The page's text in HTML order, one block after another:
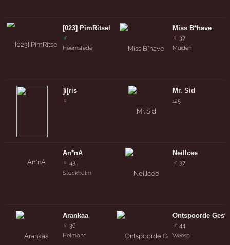
[023] PimRitsel
♂
Heemstede
]i[ris
♀
An*nA
♀ 43
Stockholm
Arankaa
♀ 36
Helmond
Miss B*have
♀ 37
Muiden
Mr. Sid
125
Neillcee
♂ 37
Ontspoorde
♂ 44
Weesp